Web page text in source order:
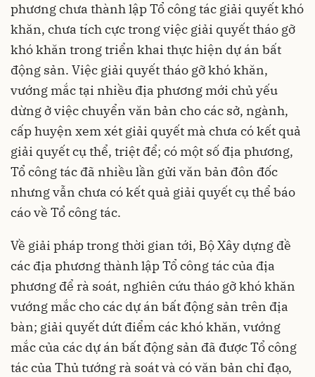
phương chưa thành lập Tổ công tác giải quyết khó
khăn, chưa tích cực trong việc giải quyết tháo gỡ
khó khăn trong triển khai thực hiện dự án bất
động sản. Việc giải quyết tháo gỡ khó khăn,
vướng mắc tại nhiều địa phương mới chủ yếu
dừng ở việc chuyển văn bản cho các sở, ngành,
cấp huyện xem xét giải quyết mà chưa có kết quả
giải quyết cụ thể, triệt để; có một số địa phương,
Tổ công tác đã nhiều lần gửi văn bản đôn đốc
nhưng vẫn chưa có kết quả giải quyết cụ thể báo
cáo về Tổ công tác.
Về giải pháp trong thời gian tới, Bộ Xây dựng đề
các địa phương thành lập Tổ công tác của địa
phương để rà soát, nghiên cứu tháo gỡ khó khăn
vướng mắc cho các dự án bất động sản trên địa
bàn; giải quyết dứt điểm các khó khăn, vướng
mắc của các dự án bất động sản đã được Tổ công
tác của Thủ tướng rà soát và có văn bản chỉ đạo,